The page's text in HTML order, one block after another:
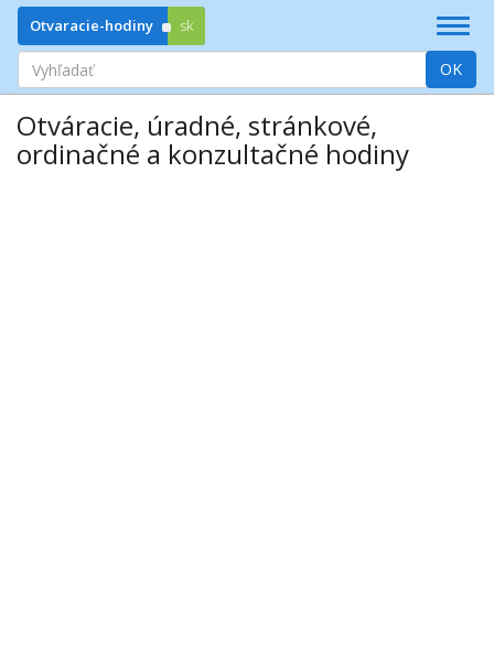
Prejsť
obsah
Otvaracie-hodiny sk
Zobraziť
|
Skryť
Vyhľadať OK
Otváracie, úradné, stránkové,
ordinačné a konzultačné hodiny